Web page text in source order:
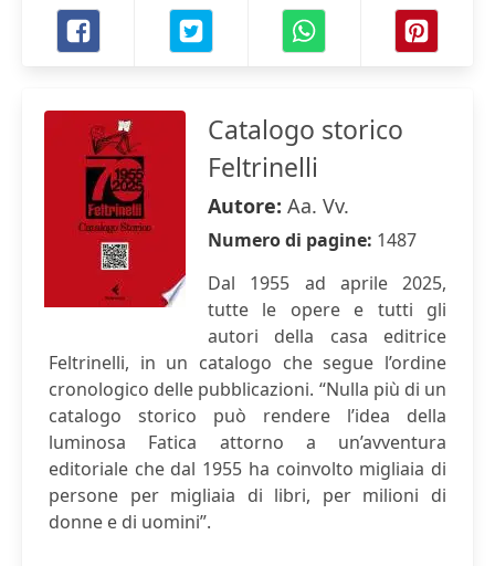
Catalogo storico
Feltrinelli
Autore: Aa. Vv.
Numero di pagine: 1487
Dal 1955 ad aprile 2025,
tutte le opere e tutti gli
autori della casa editrice
Feltrinelli, in un catalogo che segue l’ordine
cronologico delle pubblicazioni. “Nulla più di un
catalogo storico può rendere l’idea della
luminosa Fatica attorno a un’avventura
editoriale che dal 1955 ha coinvolto migliaia di
persone per migliaia di libri, per milioni di
donne e di uomini”.